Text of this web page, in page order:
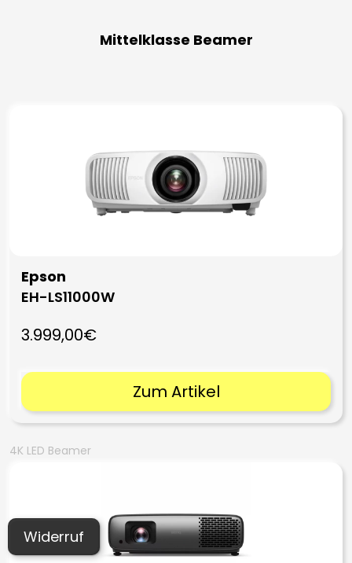
Mittelklasse Beamer
Epson
EH-LS11000W
3.999,00€
Zum Artikel
4K LED Beamer
Widerruf